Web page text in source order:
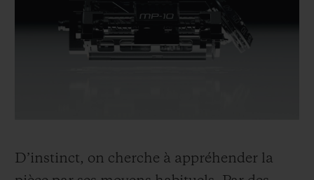
D’instinct, on cherche à appréhender la